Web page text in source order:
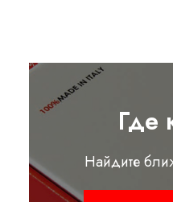
Где
Найдите